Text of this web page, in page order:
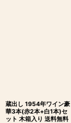
蔵出し 1954年ワイン豪
華3本(赤2本+白1本)セ
ット 木箱入り 送料無料